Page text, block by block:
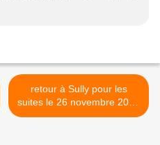
retour à Sully pour les
suites le 26 novembre 2010
>